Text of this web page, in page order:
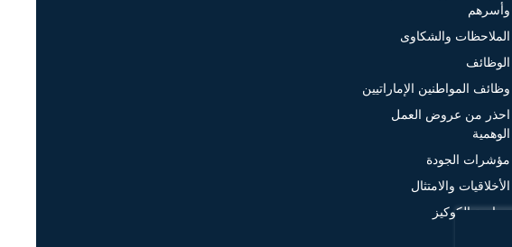
وأسرهم
الملاحظات والشكاوى
الوظائف
وظائف المواطنين الإماراتيين
احذر من عروض العمل
الوهمية
مؤشرات الجودة
الأخلاقيات والامتثال
سياسة الكوكيز